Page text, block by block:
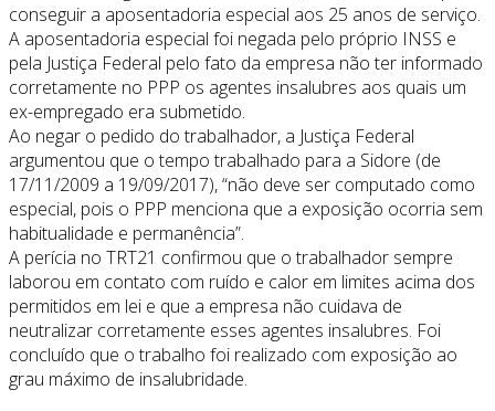
conseguir a aposentadoria especial aos 25 anos de serviço.
A aposentadoria especial foi negada pelo próprio INSS e
pela Justiça Federal pelo fato da empresa não ter informado
corretamente no PPP os agentes insalubres aos quais um
ex-empregado era submetido.
Ao negar o pedido do trabalhador, a Justiça Federal
argumentou que o tempo trabalhado para a Sidore (de
17/11/2009 a 19/09/2017), “não deve ser computado como
especial, pois o PPP menciona que a exposição ocorria sem
habitualidade e permanência”.
A perícia no TRT21 confirmou que o trabalhador sempre
laborou em contato com ruído e calor em limites acima dos
permitidos em lei e que a empresa não cuidava de
neutralizar corretamente esses agentes insalubres. Foi
concluído que o trabalho foi realizado com exposição ao
grau máximo de insalubridade.